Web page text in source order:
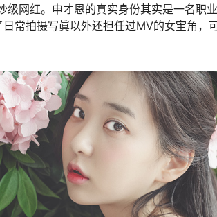
网红。申才恩的真实身份其实是一名职
常拍摄写眞以外还担任过MV的女宔角，